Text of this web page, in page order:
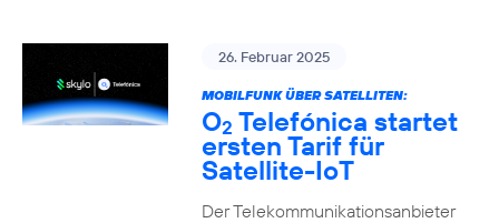
26. Februar 2025
MOBILFUNK ÜBER SATELLITEN:
O2 Telefónica startet
ersten Tarif für
Satellite-IoT
Der Telekommunikationsanbieter